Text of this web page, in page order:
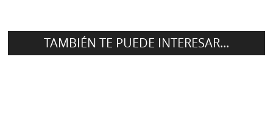
TAMBIÉN TE PUEDE INTERESAR...